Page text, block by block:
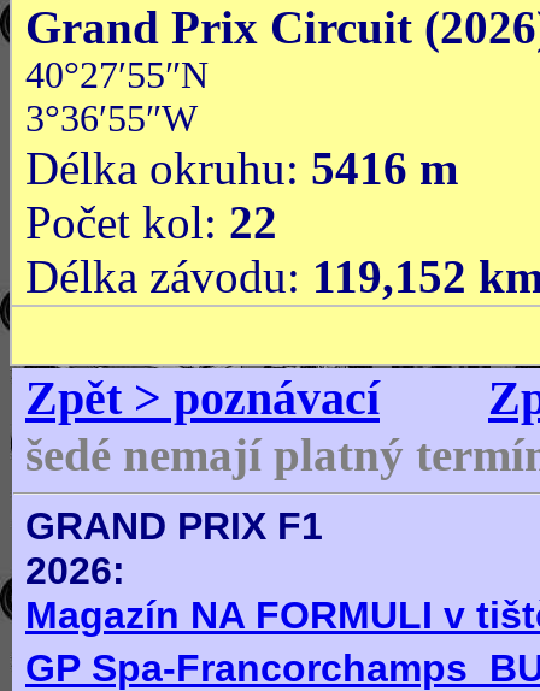
Grand Prix Circuit
40°27′55″N
3°36′55″W
Délka okruhu: 5416 m
Počet kol: 22
Délka závodu: 119,152
Zpět > poznávací
šedé nemají platný
GRAND PRIX F1
Magazín NA FORMULI v
GP Spa-